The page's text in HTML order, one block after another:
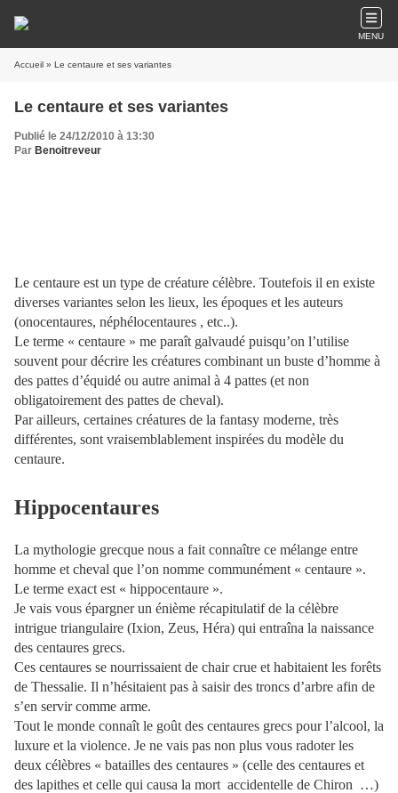
MENU
Accueil » Le centaure et ses variantes
Le centaure et ses variantes
Publié le 24/12/2010 à 13:30
Par Benoitreveur
Le centaure est un type de créature célèbre. Toutefois il en existe
diverses variantes selon les lieux, les époques et les auteurs
(onocentaures, néphélocentaures , etc..).
Le terme « centaure » me paraît galvaudé puisqu’on l’utilise
souvent pour décrire les créatures combinant un buste d’homme à
des pattes d’équidé ou autre animal à 4 pattes (et non
obligatoirement des pattes de cheval).
Par ailleurs, certaines créatures de la fantasy moderne, très
différentes, sont vraisemblablement inspirées du modèle du
centaure.
Hippocentaures
La mythologie grecque nous a fait connaître ce mélange entre
homme et cheval que l’on nomme communément « centaure ».
Le terme exact est « hippocentaure ».
Je vais vous épargner un énième récapitulatif de la célèbre
intrigue triangulaire (Ixion, Zeus, Héra) qui entraîna la naissance
des centaures grecs.
Ces centaures se nourrissaient de chair crue et habitaient les forêts
de Thessalie. Il n’hésitaient pas à saisir des troncs d’arbre afin de
s’en servir comme arme.
Tout le monde connaît le goût des centaures grecs pour l’alcool, la
luxure et la violence. Je ne vais pas non plus vous radoter les
deux célèbres « batailles des centaures » (celle des centaures et
des lapithes et celle qui causa la mort accidentelle de Chiron …)